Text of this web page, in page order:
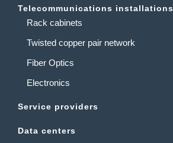
Telecommunications installations
Rack cabinets
Twisted copper pair network
Fiber Optics
Electronics
Service providers
Data centers